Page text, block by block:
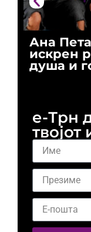
Ана
искрен
душа и
е-Трн
твојот